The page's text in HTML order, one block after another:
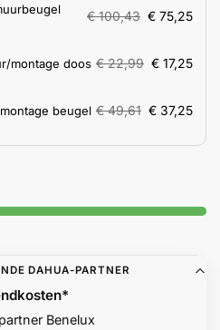
€100,43 € 75,25
montage doos €22,99 € 17,25
beugel €49,61 € 37,25
DAHUA-PARTNER
Benelux